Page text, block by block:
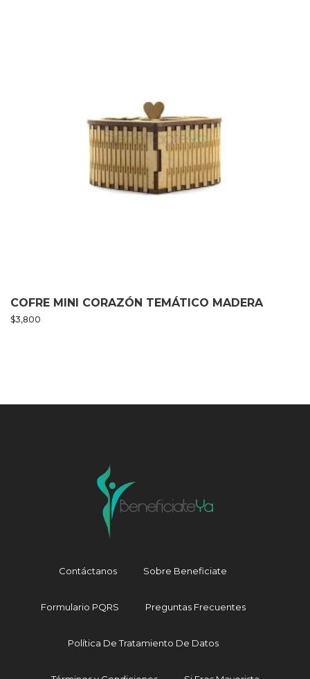
COFRE MINI CORAZÓN TEMÁTICO MADERA
$3,800
Contáctanos Sobre Beneficiate
Formulario PQRS Preguntas Frecuentes
Política De Tratamiento De Datos